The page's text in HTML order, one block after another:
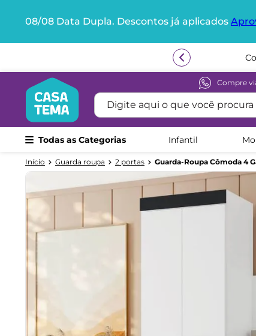
08/08 Data Dupla. Descontos já aplicados
Compre
Digite aqui o que você procura
Todas as Categorias Infantil
Guarda roupa 2 portas Guarda-Roupa Cômoda 4
Termos mais buscados
guarda roupa
aria
bicama
escrivaninha
treliche
berço
cômoda